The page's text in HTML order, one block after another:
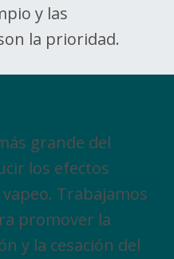
y las
la prioridad.
grande del
los efectos
Trabajamos
promover la
y la cesación del